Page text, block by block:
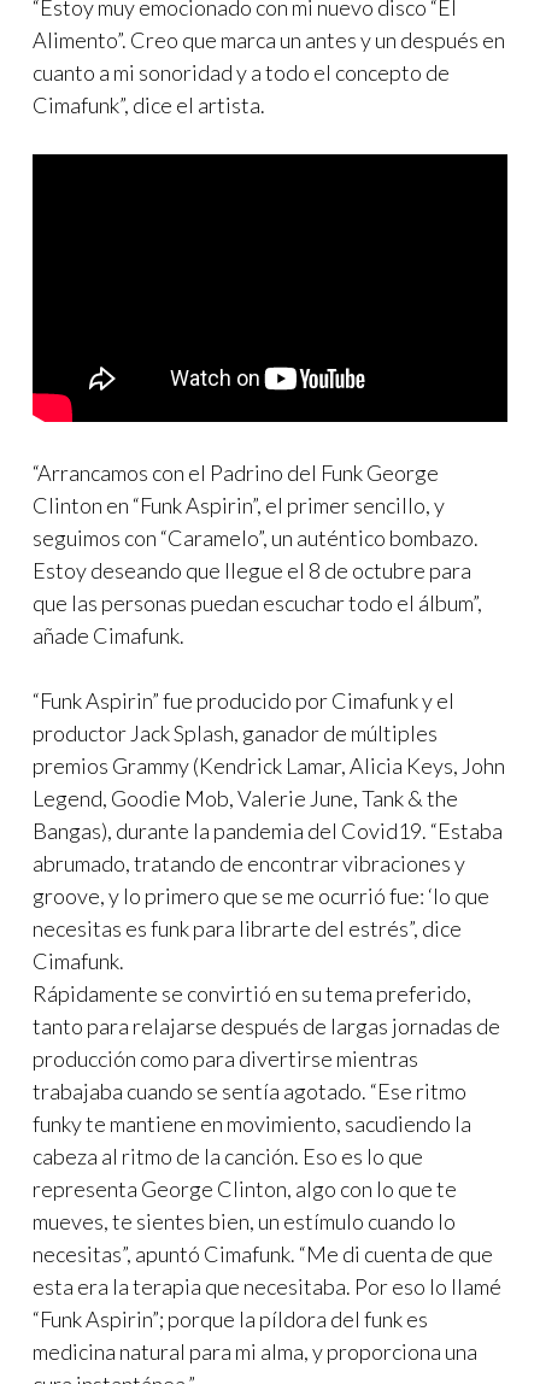
“Estoy muy emocionado con mi nuevo disco “El
Alimento”. Creo que marca un antes y un después en
cuanto a mi sonoridad y a todo el concepto de
Cimafunk”, dice el artista.
“Arrancamos con el Padrino del Funk George
Clinton en “Funk Aspirin”, el primer sencillo, y
seguimos con “Caramelo”, un auténtico bombazo.
Estoy deseando que llegue el 8 de octubre para
que las personas puedan escuchar todo el álbum”,
añade Cimafunk.
“Funk Aspirin” fue producido por Cimafunk y el
productor Jack Splash, ganador de múltiples
premios Grammy (Kendrick Lamar, Alicia Keys, John
Legend, Goodie Mob, Valerie June, Tank & the
Bangas), durante la pandemia del Covid19. “Estaba
abrumado, tratando de encontrar vibraciones y
groove, y lo primero que se me ocurrió fue: ‘lo que
necesitas es funk para librarte del estrés”, dice
Cimafunk.
Rápidamente se convirtió en su tema preferido,
tanto para relajarse después de largas jornadas de
producción como para divertirse mientras
trabajaba cuando se sentía agotado. “Ese ritmo
funky te mantiene en movimiento, sacudiendo la
cabeza al ritmo de la canción. Eso es lo que
representa George Clinton, algo con lo que te
mueves, te sientes bien, un estímulo cuando lo
necesitas”, apuntó Cimafunk. “Me di cuenta de que
esta era la terapia que necesitaba. Por eso lo llamé
“Funk Aspirin”; porque la píldora del funk es
medicina natural para mi alma, y proporciona una